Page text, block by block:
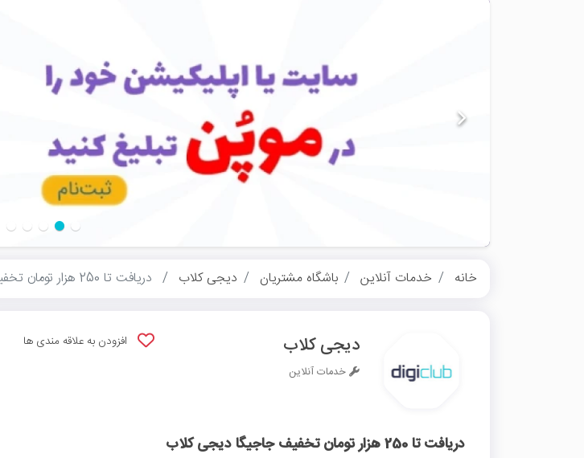
خانه خدمات آنلاین باشگاه مشتریان دیجی کلاب دریافت تا 250 هزار تومان تخفیف جاجیگا دیجی کلاب
دیجی کلاب
خدمات آنلاین
افزودن به علاقه مندی ها
دریافت تا 250 هزار تومان تخفیف جاجیگا دیجی کلاب